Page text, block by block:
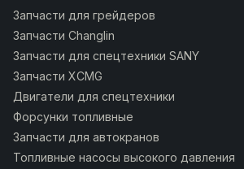
Запчасти для грейдеров
Запчасти Changlin
Запчасти для спецтехники SANY
Запчасти XCMG
Двигатели для спецтехники
Форсунки топливные
Запчасти для автокранов
Топливные насосы высокого давления